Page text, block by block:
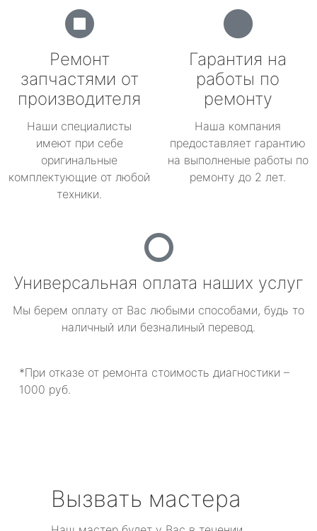
Ремонт
запчастями от
производителя
Наши специалисты
имеют при себе
оригинальные
комплектующие от любой
техники.
Гарантия на
работы по
ремонту
Наша компания
предоставляет гарантию
на выполненые работы по
ремонту до 2 лет.
Универсальная оплата наших услуг
Мы берем оплату от Вас любыми способами, будь то
наличный или безналиный перевод.
*При отказе от ремонта стоимость диагностики –
1000 руб.
Вызвать мастера